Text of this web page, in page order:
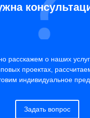
расскажем о наших
проектах,
индивидуальное
Задать вопрос